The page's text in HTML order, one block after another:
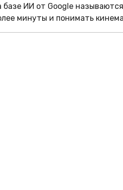
ИИ от Google называются
минуты и понимать